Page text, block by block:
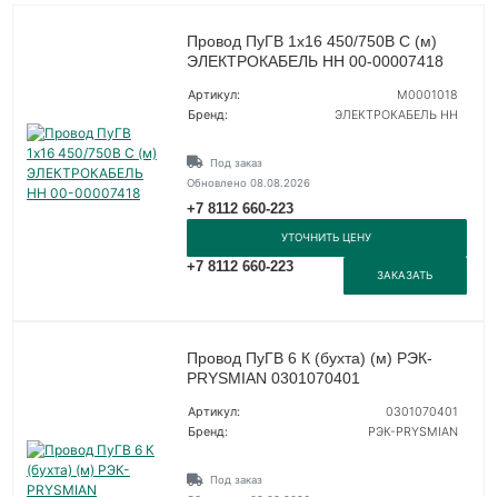
Провод ПуГВ 1х16 450/750В С (м)
ЭЛЕКТРОКАБЕЛЬ НН 00-00007418
Артикул:
M0001018
Бренд:
ЭЛЕКТРОКАБЕЛЬ НН
Под заказ
Обновлено 08.08.2026
+7 8112 660-223
УТОЧНИТЬ ЦЕНУ
+7 8112 660-223
ЗАКАЗАТЬ
Провод ПуГВ 6 К (бухта) (м) РЭК-
PRYSMIAN 0301070401
Артикул:
0301070401
Бренд:
РЭК-PRYSMIAN
Под заказ